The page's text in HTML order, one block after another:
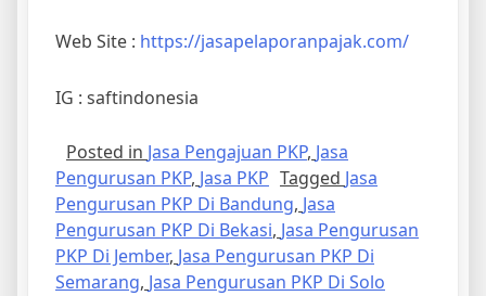
Web Site : https://jasapelaporanpajak.com/
IG : saftindonesia
Posted in Jasa Pengajuan PKP, Jasa
Pengurusan PKP, Jasa PKP Tagged Jasa
Pengurusan PKP Di Bandung, Jasa
Pengurusan PKP Di Bekasi, Jasa Pengurusan
PKP Di Jember, Jasa Pengurusan PKP Di
Semarang, Jasa Pengurusan PKP Di Solo